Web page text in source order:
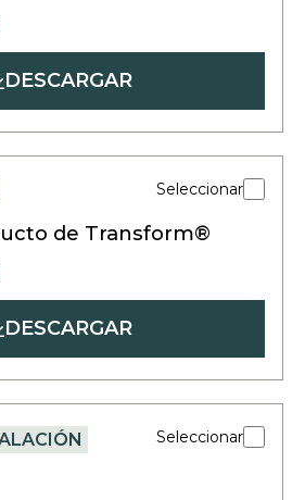
DESCARGAR
Seleccionar
de Transform®
DESCARGAR
Seleccionar